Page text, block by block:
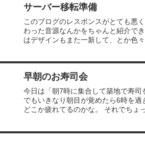
サーバー移転準備
このブログのレスポンスがとても悪
わった音源なんかをちゃんと紹介で
はデザインもまた一新して、とか色
早朝のお寿司会
今日は「朝7時に集合して築地で寿司
でもいきなり朝目が覚めたら6時を
どこか疲れてるのかな。 それでちょ